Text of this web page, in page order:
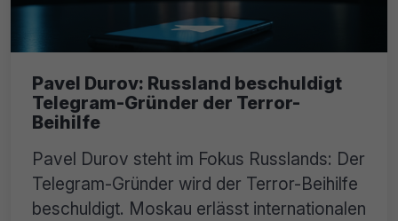
Pavel Durov: Russland beschuldigt
Telegram-Gründer der Terror-
Beihilfe
Pavel Durov steht im Fokus Russlands: Der
Telegram-Gründer wird der Terror-Beihilfe
beschuldigt. Moskau erlässt internationalen